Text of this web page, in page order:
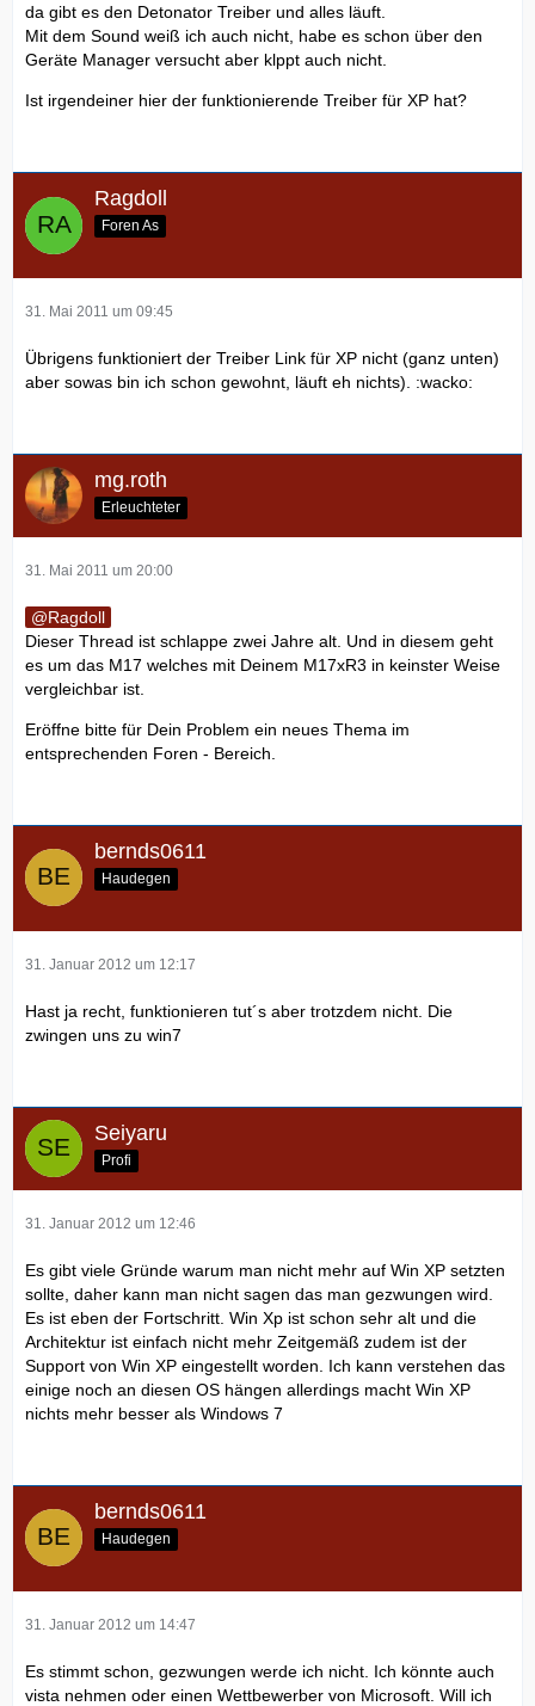
da gibt es den Detonator Treiber und alles läuft.
Mit dem Sound weiß ich auch nicht, habe es schon über den
Geräte Manager versucht aber klppt auch nicht.
Ist irgendeiner hier der funktionierende Treiber für XP hat?
Ragdoll
Foren As
31. Mai 2011 um 09:45
Übrigens funktioniert der Treiber Link für XP nicht (ganz unten)
aber sowas bin ich schon gewohnt, läuft eh nichts). :wacko:
mg.roth
Erleuchteter
31. Mai 2011 um 20:00
Ragdoll
Dieser Thread ist schlappe zwei Jahre alt. Und in diesem geht
es um das M17 welches mit Deinem M17xR3 in keinster Weise
vergleichbar ist.
Eröffne bitte für Dein Problem ein neues Thema im
entsprechenden Foren - Bereich.
bernds0611
Haudegen
31. Januar 2012 um 12:17
Hast ja recht, funktionieren tut´s aber trotzdem nicht. Die
zwingen uns zu win7
Seiyaru
Profi
31. Januar 2012 um 12:46
Es gibt viele Gründe warum man nicht mehr auf Win XP setzten
sollte, daher kann man nicht sagen das man gezwungen wird.
Es ist eben der Fortschritt. Win Xp ist schon sehr alt und die
Architektur ist einfach nicht mehr Zeitgemäß zudem ist der
Support von Win XP eingestellt worden. Ich kann verstehen das
einige noch an diesen OS hängen allerdings macht Win XP
nichts mehr besser als Windows 7
bernds0611
Haudegen
31. Januar 2012 um 14:47
Es stimmt schon, gezwungen werde ich nicht. Ich könnte auch
vista nehmen oder einen Wettbewerber von Microsoft. Will ich